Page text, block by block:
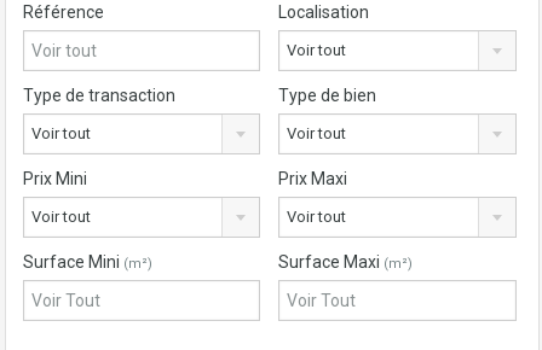
Référence Localisation
Voir tout
Type de transaction
Voir tout
Type de bien
Voir tout
Prix Mini
Voir tout
Prix Maxi
Voir tout
Surface Mini (m²) Surface Maxi (m²)